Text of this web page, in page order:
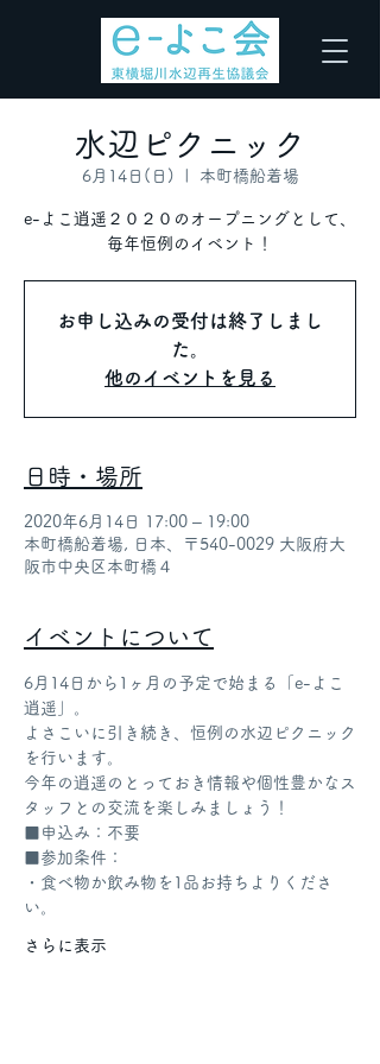
水辺ピクニック
6月14日(日) 本町橋船着場
e-よこ逍遥２０２０のオープニングとして、
毎年恒例のイベント！
お申し込みの受付は終了しまし
た。
他のイベントを見る
日時・場所
2020年6月14日 17:00 – 19:00
本町橋船着場, 日本、〒540-0029 大阪府大
阪市中央区本町橋４
イベントについて
6月14日から1ヶ月の予定で始まる「e-よこ
逍遥」。
よさこいに引き続き、恒例の水辺ピクニック
を行います。
今年の逍遥のとっておき情報や個性豊かなス
タッフとの交流を楽しみましょう！
■申込み：不要
■参加条件：
・食べ物か飲み物を1品お持ちよりくださ
い。
さらに表示